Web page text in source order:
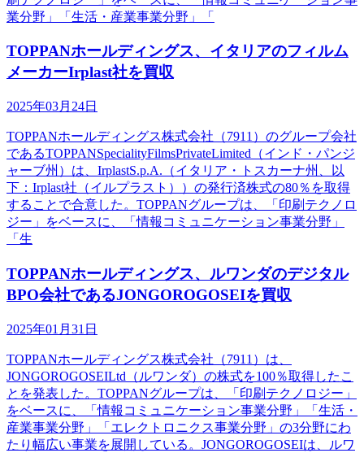
業分野」「生活・産業事業分野」「
TOPPANホールディングス、イタリアのフィルム
メーカーIrplast社を買収
2025年03月24日
TOPPANホールディングス株式会社（7911）のグループ会社
であるTOPPANSpecialityFilmsPrivateLimited（インド・パンジ
ャーブ州）は、IrplastS.p.A.（イタリア・トスカーナ州、以
下：Irplast社（イルプラスト））の発行済株式の80％を取得
することで合意した。TOPPANグループは、「印刷テクノロ
ジー」をベースに、「情報コミュニケーション事業分野」
「生
TOPPANホールディングス、ルワンダのデジタル
BPO会社であるJONGOROGOSEIを買収
2025年01月31日
TOPPANホールディングス株式会社（7911）は、
JONGOROGOSEILtd（ルワンダ）の株式を100％取得したこ
とを発表した。TOPPANグループは、「印刷テクノロジー」
をベースに、「情報コミュニケーション事業分野」「生活・
産業事業分野」「エレクトロニクス事業分野」の3分野にわ
たり幅広い事業を展開している。JONGOROGOSEIは、ルワ